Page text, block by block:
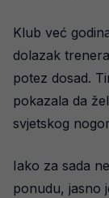
Klub već
dolazak
potez dosad.
pokazala da
svjetskog
Iako za sada
ponudu, jasno